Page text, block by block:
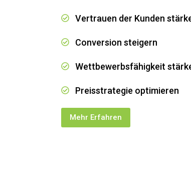
Vertrauen der Kunden
Conversion steigern
Wettbewerbsfähigkeit
Preisstrategie optimieren
Mehr Erfahren